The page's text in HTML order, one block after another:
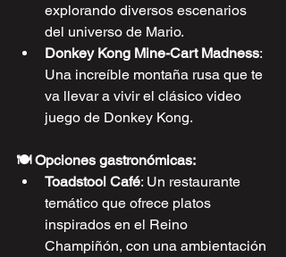
explorando diversos escenarios
del universo de Mario.
Donkey Kong Mine-Cart Madness:
Una increíble montaña rusa que te
va llevar a vivir el clásico video
juego de Donkey Kong.
🍽️ Opciones gastronómicas:
Toadstool Café: Un restaurante
temático que ofrece platos
inspirados en el Reino
Champiñón, con una ambientación